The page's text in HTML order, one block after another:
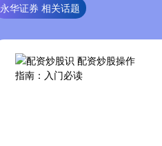
永华证券 相关话题